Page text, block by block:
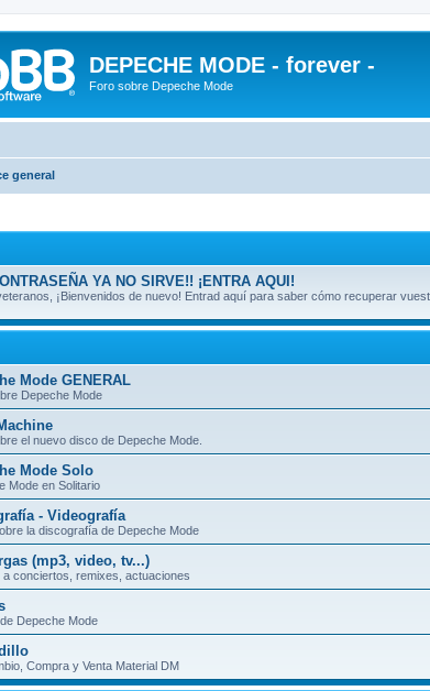
DEPECHE MODE - forever -
Foro sobre Depeche Mode
general
YA NO SIRVE!! ¡ENTRA AQUI!
¡Bienvenidos de nuevo! Entrad aquí para saber cómo recuperar
Mode GENERAL
Depeche Mode
el nuevo disco de Depeche Mode.
Mode Solo
Mode en Solitario
- Videografía
la discografía de Depeche Mode
(mp3, video, tv...)
a conciertos, remixes, actuaciones
Depeche Mode
Compra y Venta Material DM